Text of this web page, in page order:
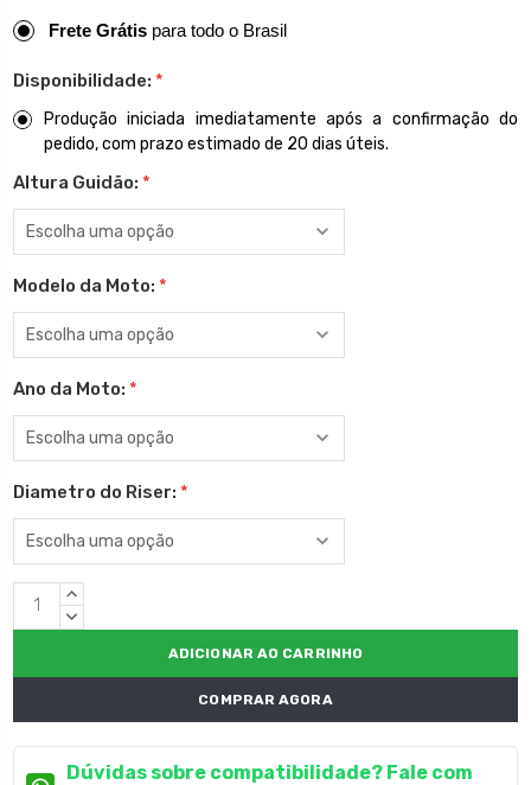
Frete Grátis para todo o Brasil
Disponibilidade: *
Produção iniciada imediatamente após a confirmação do
pedido, com prazo estimado de 20 dias úteis.
Altura Guidão: *
Modelo da Moto: *
Ano da Moto: *
Diametro do Riser: *
EstoqueQUANTIDADE
CRESCENTE:
QUANTIDADE
COMPRAR AGORA
Dúvidas sobre compatibilidade? Fale com